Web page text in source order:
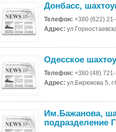
Донбасс,
Телефон: +380 (622)
Адрес:
Одесское
Телефон: +380 (48)
Адрес: ул.Бирюкова 5,
Им.Бажанова,
подразделение